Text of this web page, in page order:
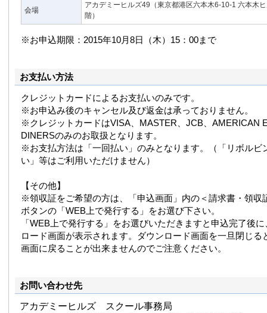
会場
アカデミーヒルズ49（東京都港区六本木6-10-1 六本木
階）
※お申込期限：2015年10月8日（木）15：00まで
お支払い方法
クレジットカードによるお支払いのみです。
※お申込み後のキャンセル及び返金は承っておりません。
※クレジットカードはVISA、MASTER、JCB、AMERICAN
DINERSのみのお取扱となります。
※お支払方法は「一回払い」のみとなります。（「リボルビ
い」等はご利用いただけません）
【その他】
※領収証をご希望の方は、「申込画面」内の＜請求書・領収
ボタンの「WEB上で発行する」をお選び下さい。
「WEB上で発行する」をお選びいただきますと申込完了後
ロード画面が表示されます。ダウンロード画面を一旦閉じる
画面に戻ることが出来ませんのでご注意ください。
お問い合わせ先
アカデミーヒルズ スクール事務局